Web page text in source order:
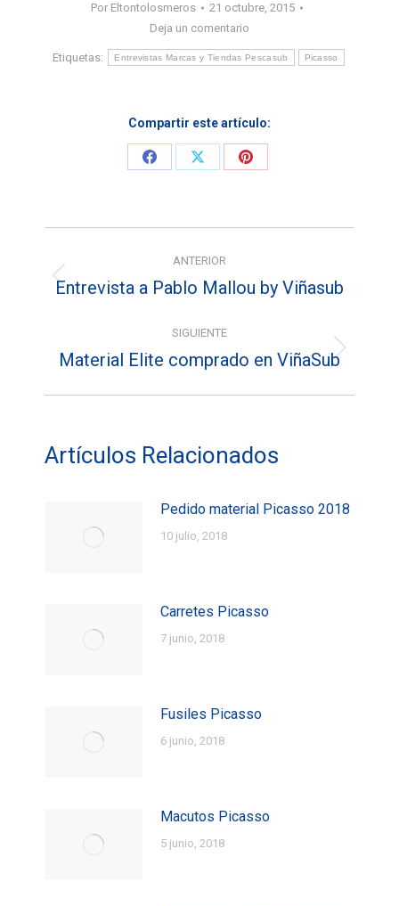
Por Eltontolosmeros
21 octubre, 2015
Deja un comentario
Etiquetas: Entrevistas Marcas y Tiendas Pescasub Picasso
Compartir este artículo:
Share
Share
Share
entre
ANTERIOR
Entrada
Entrevista a Pablo Mallou by Viñasub
SIGUIENTE
Entrada
Material Elite comprado en ViñaSub
Artículos Relacionados
Pedido material Picasso 2018
10 julio, 2018
Carretes Picasso
7 junio, 2018
Fusiles Picasso
6 junio, 2018
Macutos Picasso
5 junio, 2018